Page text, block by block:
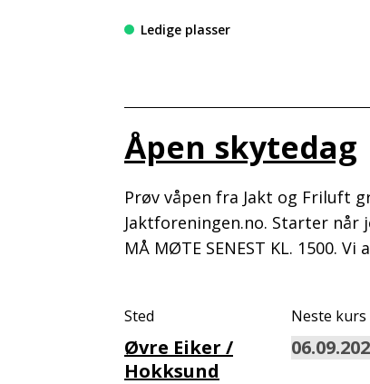
Ledige plasser
Åpen skytedag
Prøv våpen fra Jakt og Friluft
Jaktforeningen.no. Starter når
MÅ MØTE SENEST KL. 1500.
Sted
Øvre Eiker /
Hokksund
Neste kurs